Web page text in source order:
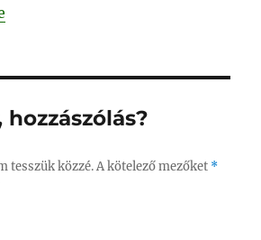
tesszük közzé. A kötelező mezőket *